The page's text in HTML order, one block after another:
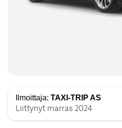
Ilmoittaja: TAXI-TRIP AS
Liittynyt marras 2024